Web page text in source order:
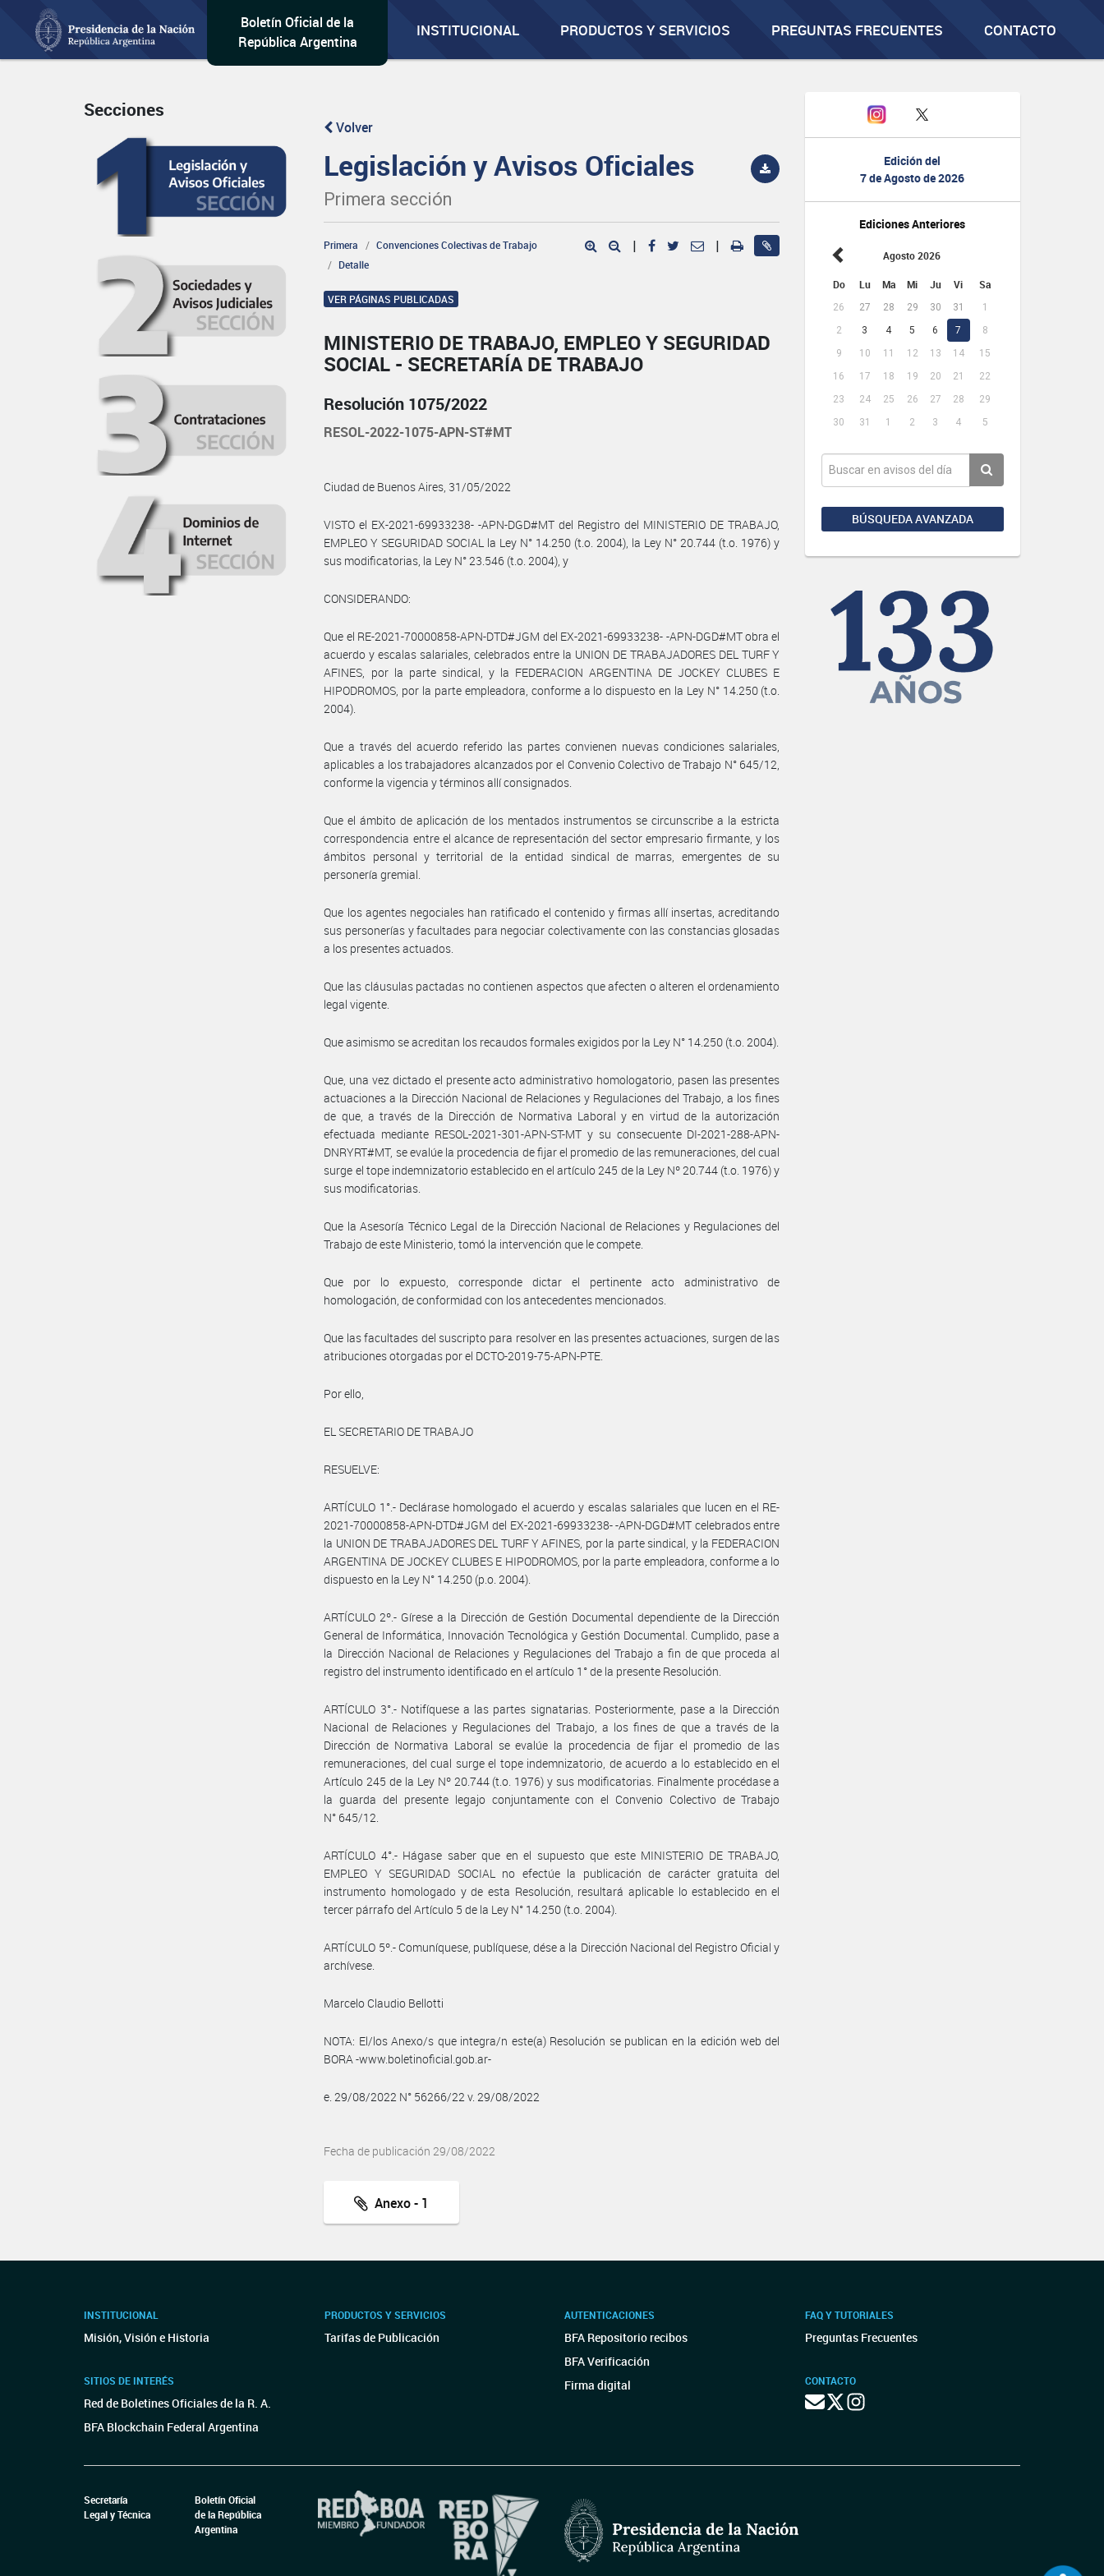
Boletín Oficial de la
República Argentina
INSTITUCIONAL PRODUCTOS Y SERVICIOS PREGUNTAS FRECUENTES CONTACTO
Edición del
7 de Agosto de 2026
Ediciones Anteriores
Agosto 2026
Do Lu Ma Mi Ju Vi Sa
26 27 28 29 30 31
1
2
3 4 5 6 7
8
9
10 11 12 13 14
15
16
17 18 19 20 21
22
23
24 25 26 27 28
29
30
31 1 2 3 4 5
BÚSQUEDA AVANZADA
Secciones
Volver
Legislación y Avisos Oficiales
Primera sección
Primera
Convenciones Colectivas de Trabajo
Detalle
| |
VER PÁGINAS PUBLICADAS
MINISTERIO DE TRABAJO, EMPLEO Y SEGURIDAD
SOCIAL - SECRETARÍA DE TRABAJO
Resolución 1075/2022
RESOL-2022-1075-APN-ST#MT
Ciudad de Buenos Aires, 31/05/2022
VISTO el EX-2021-69933238- -APN-DGD#MT del Registro del MINISTERIO DE TRABAJO,
EMPLEO Y SEGURIDAD SOCIAL la Ley N° 14.250 (t.o. 2004), la Ley N° 20.744 (t.o. 1976) y
sus modificatorias, la Ley N° 23.546 (t.o. 2004), y
CONSIDERANDO:
Que el RE-2021-70000858-APN-DTD#JGM del EX-2021-69933238- -APN-DGD#MT obra el
acuerdo y escalas salariales, celebrados entre la UNION DE TRABAJADORES DEL TURF Y
AFINES, por la parte sindical, y la FEDERACION ARGENTINA DE JOCKEY CLUBES E
HIPODROMOS, por la parte empleadora, conforme a lo dispuesto en la Ley N° 14.250 (t.o.
2004).
Que a través del acuerdo referido las partes convienen nuevas condiciones salariales,
aplicables a los trabajadores alcanzados por el Convenio Colectivo de Trabajo N° 645/12,
conforme la vigencia y términos allí consignados.
Que el ámbito de aplicación de los mentados instrumentos se circunscribe a la estricta
correspondencia entre el alcance de representación del sector empresario firmante, y los
ámbitos personal y territorial de la entidad sindical de marras, emergentes de su
personería gremial.
Que los agentes negociales han ratificado el contenido y firmas allí insertas, acreditando
sus personerías y facultades para negociar colectivamente con las constancias glosadas
a los presentes actuados.
Que las cláusulas pactadas no contienen aspectos que afecten o alteren el ordenamiento
legal vigente.
Que asimismo se acreditan los recaudos formales exigidos por la Ley N° 14.250 (t.o. 2004).
Que, una vez dictado el presente acto administrativo homologatorio, pasen las presentes
actuaciones a la Dirección Nacional de Relaciones y Regulaciones del Trabajo, a los fines
de que, a través de la Dirección de Normativa Laboral y en virtud de la autorización
efectuada mediante RESOL-2021-301-APN-ST-MT y su consecuente DI-2021-288-APN-
DNRYRT#MT, se evalúe la procedencia de fijar el promedio de las remuneraciones, del cual
surge el tope indemnizatorio establecido en el artículo 245 de la Ley Nº 20.744 (t.o. 1976) y
sus modificatorias.
Que la Asesoría Técnico Legal de la Dirección Nacional de Relaciones y Regulaciones del
Trabajo de este Ministerio, tomó la intervención que le compete.
Que por lo expuesto, corresponde dictar el pertinente acto administrativo de
homologación, de conformidad con los antecedentes mencionados.
Que las facultades del suscripto para resolver en las presentes actuaciones, surgen de las
atribuciones otorgadas por el DCTO-2019-75-APN-PTE.
Por ello,
EL SECRETARIO DE TRABAJO
RESUELVE:
ARTÍCULO 1°.- Declárase homologado el acuerdo y escalas salariales que lucen en el RE-
2021-70000858-APN-DTD#JGM del EX-2021-69933238- -APN-DGD#MT celebrados entre
la UNION DE TRABAJADORES DEL TURF Y AFINES, por la parte sindical, y la FEDERACION
ARGENTINA DE JOCKEY CLUBES E HIPODROMOS, por la parte empleadora, conforme a lo
dispuesto en la Ley N° 14.250 (p.o. 2004).
ARTÍCULO 2º.- Gírese a la Dirección de Gestión Documental dependiente de la Dirección
General de Informática, Innovación Tecnológica y Gestión Documental. Cumplido, pase a
la Dirección Nacional de Relaciones y Regulaciones del Trabajo a fin de que proceda al
registro del instrumento identificado en el artículo 1° de la presente Resolución.
ARTÍCULO 3°.- Notifíquese a las partes signatarias. Posteriormente, pase a la Dirección
Nacional de Relaciones y Regulaciones del Trabajo, a los fines de que a través de la
Dirección de Normativa Laboral se evalúe la procedencia de fijar el promedio de las
remuneraciones, del cual surge el tope indemnizatorio, de acuerdo a lo establecido en el
Artículo 245 de la Ley Nº 20.744 (t.o. 1976) y sus modificatorias. Finalmente procédase a
la guarda del presente legajo conjuntamente con el Convenio Colectivo de Trabajo
N° 645/12.
ARTÍCULO 4°.- Hágase saber que en el supuesto que este MINISTERIO DE TRABAJO,
EMPLEO Y SEGURIDAD SOCIAL no efectúe la publicación de carácter gratuita del
instrumento homologado y de esta Resolución, resultará aplicable lo establecido en el
tercer párrafo del Artículo 5 de la Ley N° 14.250 (t.o. 2004).
ARTÍCULO 5º.- Comuníquese, publíquese, dése a la Dirección Nacional del Registro Oficial y
archívese.
Marcelo Claudio Bellotti
NOTA: El/los Anexo/s que integra/n este(a) Resolución se publican en la edición web del
BORA -www.boletinoficial.gob.ar-
e. 29/08/2022 N° 56266/22 v. 29/08/2022
Fecha de publicación 29/08/2022
Anexo - 1
INSTITUCIONAL
Misión, Visión e Historia
SITIOS DE INTERÉS
Red de Boletines Oficiales de la R. A.
BFA Blockchain Federal Argentina
PRODUCTOS Y SERVICIOS
Tarifas de Publicación
AUTENTICACIONES
BFA Repositorio recibos
BFA Verificación
Firma digital
FAQ Y TUTORIALES
Preguntas Frecuentes
CONTACTO
Secretaría
Legal y Técnica
Boletín Oficial
de la República
Argentina